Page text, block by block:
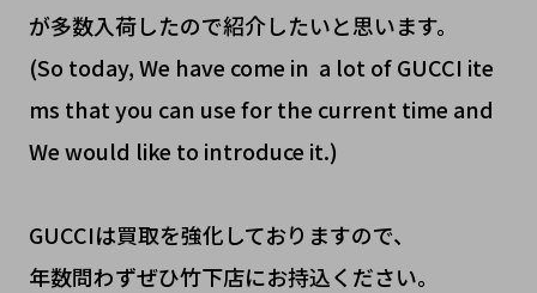
が多数入荷したので紹介したいと思います。
(So today, We have come in a lot of GUCCI ite
ms that you can use for the current time and
We would like to introduce it.)
GUCCIは買取を強化しておりますので、
年数問わずぜひ竹下店にお持込ください。